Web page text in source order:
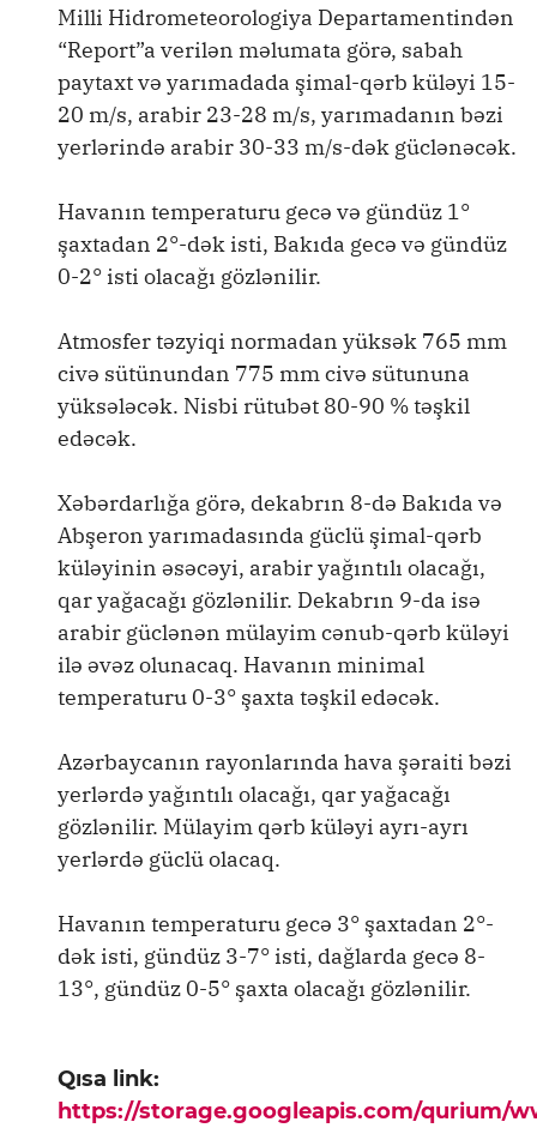
Milli Hidrometeorologiya Departamentindən
“Report”a verilən məlumata görə, sabah
paytaxt və yarımadada şimal-qərb küləyi 15-
20 m/s, arabir 23-28 m/s, yarımadanın bəzi
yerlərində arabir 30-33 m/s-dək güclənəcək.
Havanın temperaturu gecə və gündüz 1°
şaxtadan 2°-dək isti, Bakıda gecə və gündüz
0-2° isti olacağı gözlənilir.
Atmosfer təzyiqi normadan yüksək 765 mm
civə sütünundan 775 mm civə sütununa
yüksələcək. Nisbi rütubət 80-90 % təşkil
edəcək.
Xəbərdarlığa görə, dekabrın 8-də Bakıda və
Abşeron yarımadasında güclü şimal-qərb
küləyinin əsəcəyi, arabir yağıntılı olacağı,
qar yağacağı gözlənilir. Dekabrın 9-da isə
arabir güclənən mülayim cənub-qərb küləyi
ilə əvəz olunacaq. Havanın minimal
temperaturu 0-3° şaxta təşkil edəcək.
Azərbaycanın rayonlarında hava şəraiti bəzi
yerlərdə yağıntılı olacağı, qar yağacağı
gözlənilir. Mülayim qərb küləyi ayrı-ayrı
yerlərdə güclü olacaq.
Havanın temperaturu gecə 3° şaxtadan 2°-
dək isti, gündüz 3-7° isti, dağlarda gecə 8-
13°, gündüz 0-5° şaxta olacağı gözlənilir.
Qısa link:
https://storage.googleapis.com/qurium/